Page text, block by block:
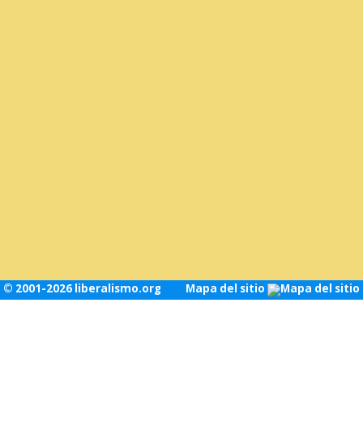
© 2001-2026 liberalismo.org Mapa del sitio